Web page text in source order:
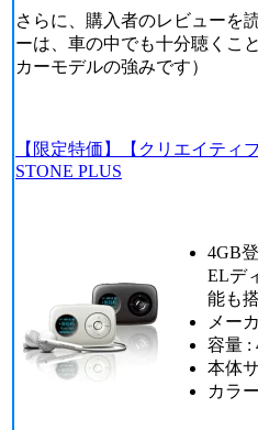
さらに、購入者のレビューを
ーは、車の中でも十分聴くこ
カーモデルの強みです）
【限定特価】【クリエイティ
STONE PLUS
4GB
ELデ
能も
メー
容量 :
本体
カラ